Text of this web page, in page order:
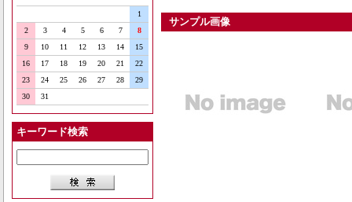
1
2
3 4 5 6 7
8
9
10 11 12 13 14
15
16
17 18 19 20 21
22
23
24 25 26 27 28
29
30
31
キーワード検索
サンプル画像